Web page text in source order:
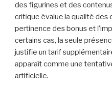
des figurines et des
critique évalue la qualité des
pertinence des bonus et
certains cas, la seule
justifie un tarif
apparaît comme une
artificielle.